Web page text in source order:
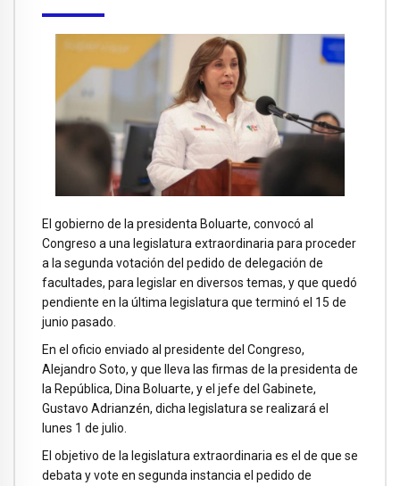
El gobierno de la presidenta Boluarte, convocó al
Congreso a una legislatura extraordinaria para proceder
a la segunda votación del pedido de delegación de
facultades, para legislar en diversos temas, y que quedó
pendiente en la última legislatura que terminó el 15 de
junio pasado.
En el oficio enviado al presidente del Congreso,
Alejandro Soto, y que lleva las firmas de la presidenta de
la República, Dina Boluarte, y el jefe del Gabinete,
Gustavo Adrianzén, dicha legislatura se realizará el
lunes 1 de julio.
El objetivo de la legislatura extraordinaria es el de que se
debata y vote en segunda instancia el pedido de